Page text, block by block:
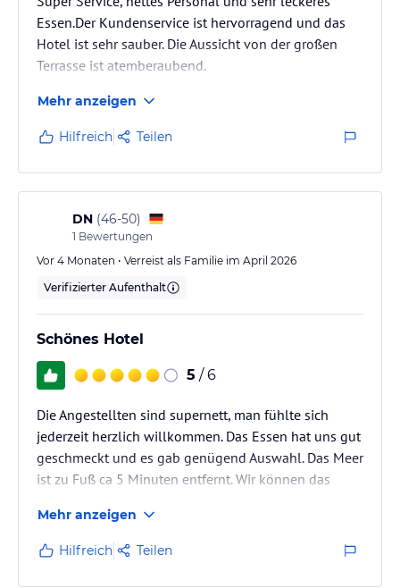
Essen.Der Kundenservice ist hervorragend und das
Hotel ist sehr sauber. Die Aussicht von der großen
Terrasse ist atemberaubend.
Mehr anzeigen
Hilfreich Teilen
DN (46-50)
1 Bewertungen
Vor 4 Monaten • Verreist als Familie im April 2026
Verifizierter Aufenthalt
Schönes Hotel
5 / 6
Die Angestellten sind supernett, man fühlte sich
jederzeit herzlich willkommen. Das Essen hat uns gut
geschmeckt und es gab genügend Auswahl. Das Meer
ist zu Fuß ca 5 Minuten entfernt. Wir können das
Mehr anzeigen
Hilfreich Teilen